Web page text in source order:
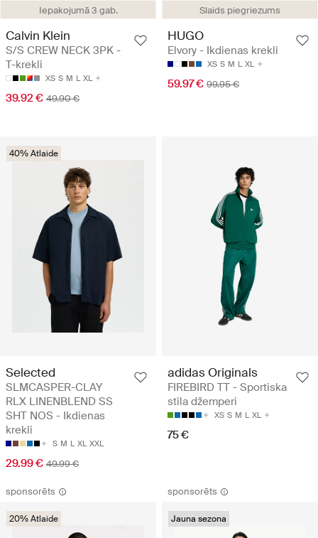
Iepakojumā 3 gab.
Calvin Klein
S/S CREW NECK 3PK -
T-krekli
XS S M L XL
39.92 € 49.90 €
Slaids piegriezums
HUGO
Elvory - Ikdienas krekli
XS S M L XL
59.97 € 99.95 €
40% Atlaide
Selected
SLMCASPER-CLAY
RLX LINENBLEND SS
SHT NOS - Ikdienas
krekli
S M L XL XXL
29.99 € 49.99 €
adidas Originals
FIREBIRD TT - Sportiska
stila džemperi
XS S M L XL
75 €
sponsorēts
20% Atlaide
sponsorēts
Jauna sezona